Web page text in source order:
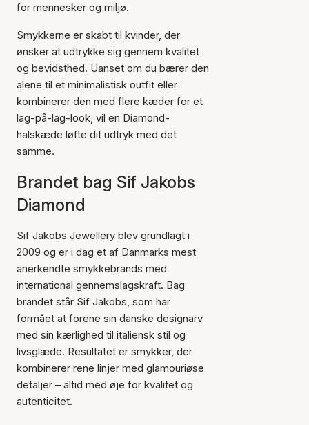
for mennesker og miljø.
Smykkerne er skabt til kvinder, der
ønsker at udtrykke sig gennem kvalitet
og bevidsthed. Uanset om du bærer den
alene til et minimalistisk outfit eller
kombinerer den med flere kæder for et
lag-på-lag-look, vil en Diamond-
halskæde løfte dit udtryk med det
samme.
Brandet bag Sif Jakobs
Diamond
Sif Jakobs Jewellery blev grundlagt i
2009 og er i dag et af Danmarks mest
anerkendte smykkebrands med
international gennemslagskraft. Bag
brandet står Sif Jakobs, som har
formået at forene sin danske designarv
med sin kærlighed til italiensk stil og
livsglæde. Resultatet er smykker, der
kombinerer rene linjer med glamouriøse
detaljer – altid med øje for kvalitet og
autenticitet.